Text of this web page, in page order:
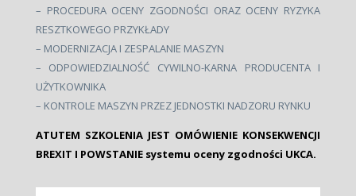
– PROCEDURA OCENY ZGODNOŚCI ORAZ OCENY RYZYKA
RESZTKOWEGO PRZYKŁADY
– MODERNIZACJA I ZESPALANIE MASZYN
– ODPOWIEDZIALNOŚĆ CYWILNO-KARNA PRODUCENTA I
UŻYTKOWNIKA
– KONTROLE MASZYN PRZEZ JEDNOSTKI NADZORU RYNKU
ATUTEM SZKOLENIA JEST OMÓWIENIE KONSEKWENCJI
BREXIT I POWSTANIE systemu oceny zgodności UKCA.